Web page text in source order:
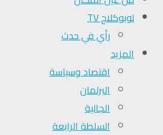
لوبوكلاج TV
رأي في حدث
المزيد
اقتصاد وسياسة
البرلمان
الجالية
السلطة الرابعة